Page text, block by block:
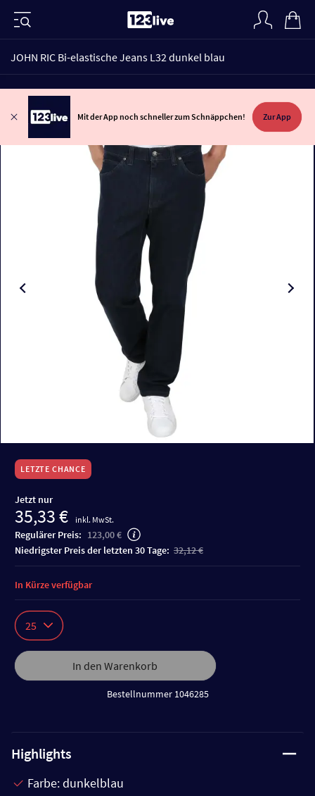
JOHN RIC Bi-elastische Jeans L32 dunkel blau
Mit der App noch schneller zum Schnäppchen! Zur App
LETZTE CHANCE
Jetzt nur
35,33 € inkl. MwSt.
Regulärer Preis: 123,00 €
niedrigster Preis der letzten 30 Tage: 32,12 €
25
In den Warenkorb
Bestellnummer 1046285
In Kürze verfügbar
Highlights
Farbe: dunkelblau